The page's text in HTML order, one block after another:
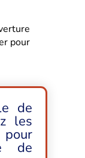
pour
de
les
pour
de